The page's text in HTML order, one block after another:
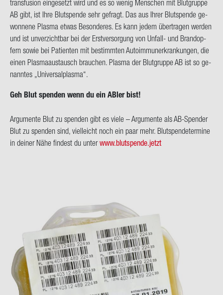
trans­fu­si­on ein­ge­setzt wird und es so wenig Men­schen mit Blut­grup­pe
AB gibt, ist Ihre Blut­spen­de sehr ge­fragt. Das aus Ihrer Blut­spen­de ge­
won­ne­ne Plas­ma etwas Be­son­de­res. Es kann jedem über­tra­gen wer­den
und ist un­ver­zicht­bar bei der Erst­ver­sor­gung von Unfall-​ und Brand­op­
fern sowie bei Pa­ti­en­ten mit be­stimm­ten Au­to­im­mun­erkran­kun­gen, die
einen Plas­ma­aus­tausch brau­chen. Plas­ma der Blut­grup­pe AB ist so ge­
nann­tes „Uni­ver­sal­plas­ma“.
Geh Blut spen­den wenn du ein ABler bist!
Ar­gu­men­te Blut zu spen­den gibt es viele – Ar­gu­men­te als AB-​Spender
Blut zu spen­den sind, viel­leicht noch ein paar mehr. Blut­spen­de­ter­mi­ne
in dei­ner Nähe fin­dest du unterwww.blut­spen­de.jetzt